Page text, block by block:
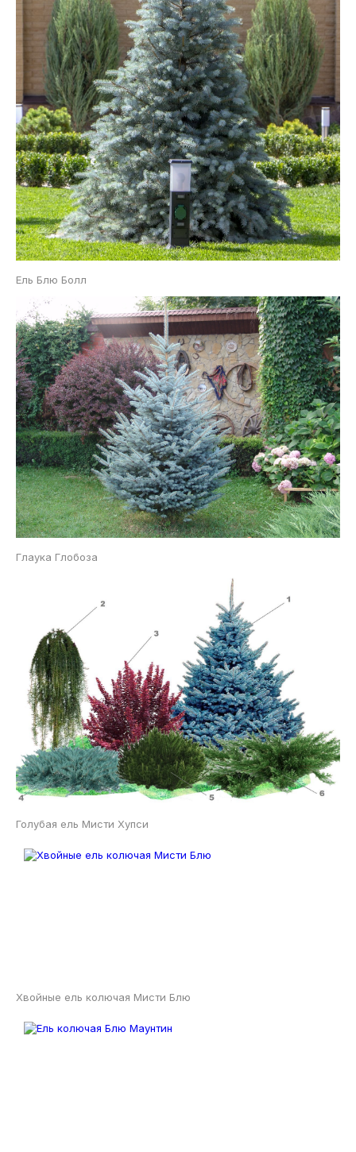
Ель Блю Болл
Глаука Глобоза
Голубая ель Мисти Хупси
Хвойные ель колючая Мисти Блю